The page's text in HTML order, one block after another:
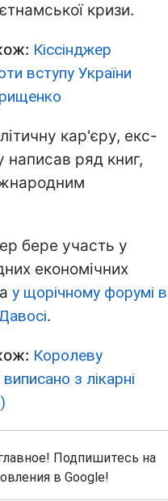
кризи.
Кіссінджер
вступу України
кар'єру, екс-
ряд книг,
бере участь у
економічних
у щорічному форумі в
.
Королеву
з лікарні
Подпишитесь на
в Google!